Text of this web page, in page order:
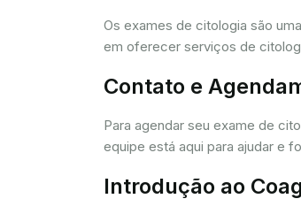
Os exames de citologia são
em oferecer serviços de
Contato e
Para agendar seu exame de
equipe está aqui para ajudar e
Introdução ao